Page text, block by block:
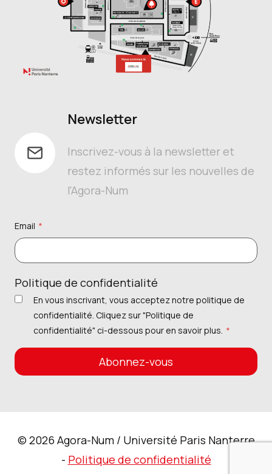
Newsletter
Inscrivez-vous à la newsletter et
restez informés sur les nouvelles de
l'Agora-Num
Email *
Politique de confidentialité
En vous inscrivant, vous acceptez notre politique de
confidentialité. Cliquez sur "Politique de
confidentialité" ci-dessous pour en savoir plus. *
Abonnez-vous
© 2026 Agora-Num / Université Paris Nanterre
- Politique de confidentialité